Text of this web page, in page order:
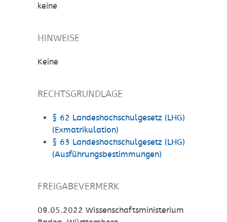
keine
HINWEISE
Keine
RECHTSGRUNDLAGE
§ 62 Landeshochschulgesetz (LHG)
(Exmatrikulation)
§ 63 Landeshochschulgesetz (LHG)
(Ausführungsbestimmungen)
FREIGABEVERMERK
09.05.2022 Wissenschaftsministerium